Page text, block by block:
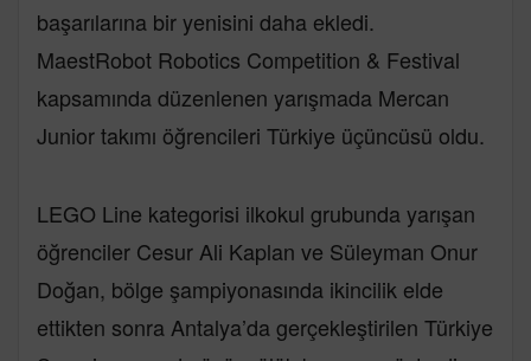
başarılarına bir yenisini daha ekledi.
MaestRobot Robotics Competition & Festival
kapsamında düzenlenen yarışmada Mercan
Junior takımı öğrencileri Türkiye üçüncüsü oldu.
LEGO Line kategorisi ilkokul grubunda yarışan
öğrenciler Cesur Ali Kaplan ve Süleyman Onur
Doğan, bölge şampiyonasında ikincilik elde
ettikten sonra Antalya’da gerçekleştirilen Türkiye